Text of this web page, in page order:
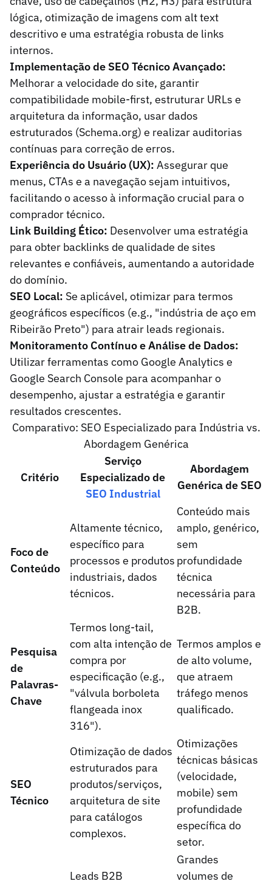
lógica, otimização de imagens com alt text
descritivo e uma estratégia robusta de links
internos.
Implementação de SEO Técnico Avançado:
Melhorar a velocidade do site, garantir
compatibilidade mobile-first, estruturar URLs e
arquitetura da informação, usar dados
estruturados (Schema.org) e realizar auditorias
contínuas para correção de erros.
Experiência do Usuário (UX): Assegurar que
menus, CTAs e a navegação sejam intuitivos,
facilitando o acesso à informação crucial para o
comprador técnico.
Link Building Ético: Desenvolver uma estratégia
para obter backlinks de qualidade de sites
relevantes e confiáveis, aumentando a autoridade
do domínio.
SEO Local: Se aplicável, otimizar para termos
geográficos específicos (e.g., "indústria de aço em
Ribeirão Preto") para atrair leads regionais.
Monitoramento Contínuo e Análise de Dados:
Utilizar ferramentas como Google Analytics e
Google Search Console para acompanhar o
desempenho, ajustar a estratégia e garantir
resultados crescentes.
Comparativo: SEO Especializado para Indústria vs.
Abordagem Genérica
Critério
Serviço
Especializado de
SEO Industrial
Abordagem
Genérica de SEO
Foco de
Conteúdo
Altamente técnico,
específico para
processos e produtos
industriais, dados
técnicos.
Conteúdo mais
amplo, genérico,
sem
profundidade
técnica
necessária para
B2B.
Pesquisa
de
Palavras-
Chave
Termos long-tail,
com alta intenção de
compra por
especificação (e.g.,
"válvula borboleta
flangeada inox
316").
Termos amplos e
de alto volume,
que atraem
tráfego menos
qualificado.
SEO
Técnico
Otimização de dados
estruturados para
produtos/serviços,
arquitetura de site
para catálogos
complexos.
Otimizações
técnicas básicas
(velocidade,
mobile) sem
profundidade
específica do
setor.
Leads B2B
Grandes
volumes de